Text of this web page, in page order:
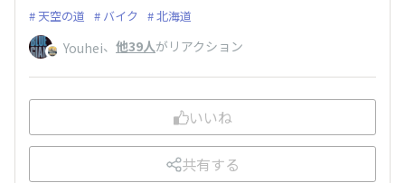
天空の道 バイク 北海道
Youhei、 他39人がリアクション
いいね
共有する